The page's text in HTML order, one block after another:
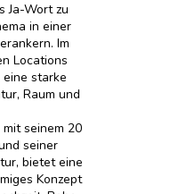
Ja-Wort zu
in einer
Im
Locations
starke
Raum und
seinem 20
seiner
bietet eine
Konzept